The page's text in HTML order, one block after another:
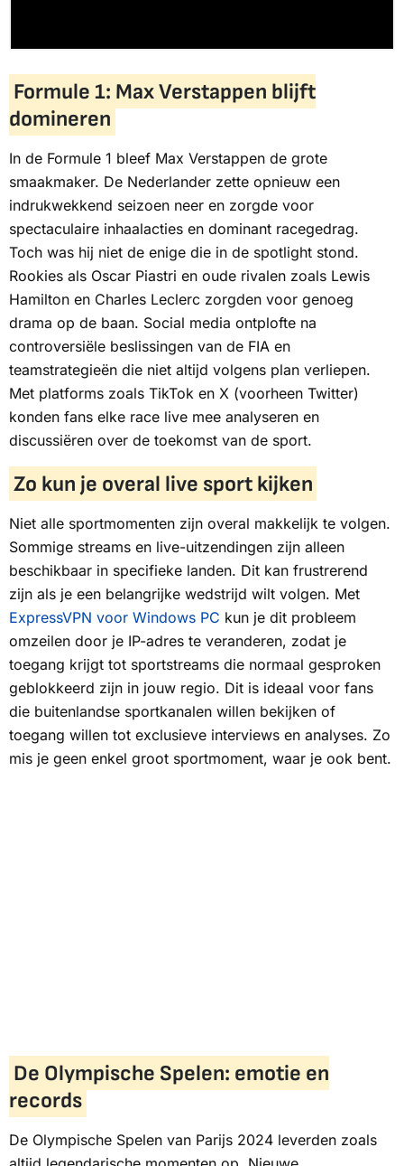
Formule 1: Max Verstappen blijft
domineren
In de Formule 1 bleef Max Verstappen de grote
smaakmaker. De Nederlander zette opnieuw een
indrukwekkend seizoen neer en zorgde voor
spectaculaire inhaalacties en dominant racegedrag.
Toch was hij niet de enige die in de spotlight stond.
Rookies als Oscar Piastri en oude rivalen zoals Lewis
Hamilton en Charles Leclerc zorgden voor genoeg
drama op de baan. Social media ontplofte na
controversiële beslissingen van de FIA en
teamstrategieën die niet altijd volgens plan verliepen.
Met platforms zoals TikTok en X (voorheen Twitter)
konden fans elke race live mee analyseren en
discussiëren over de toekomst van de sport.
Zo kun je overal live sport kijken
Niet alle sportmomenten zijn overal makkelijk te volgen.
Sommige streams en live-uitzendingen zijn alleen
beschikbaar in specifieke landen. Dit kan frustrerend
zijn als je een belangrijke wedstrijd wilt volgen. Met
ExpressVPN voor Windows PC kun je dit probleem
omzeilen door je IP-adres te veranderen, zodat je
toegang krijgt tot sportstreams die normaal gesproken
geblokkeerd zijn in jouw regio. Dit is ideaal voor fans
die buitenlandse sportkanalen willen bekijken of
toegang willen tot exclusieve interviews en analyses. Zo
mis je geen enkel groot sportmoment, waar je ook bent.
De Olympische Spelen: emotie en
records
De Olympische Spelen van Parijs 2024 leverden zoals